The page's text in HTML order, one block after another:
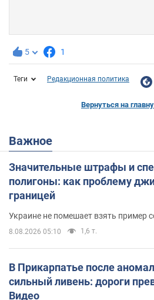
5 1
Теги Редакционная политика
Вернуться на
Важное
Значительные штрафы и
полигоны: как проблему
границей
Украине не помешает взять пример
8.08.2026 05:10 1,6 т.
В Прикарпатье после
сильный ливень: дороги
Видео